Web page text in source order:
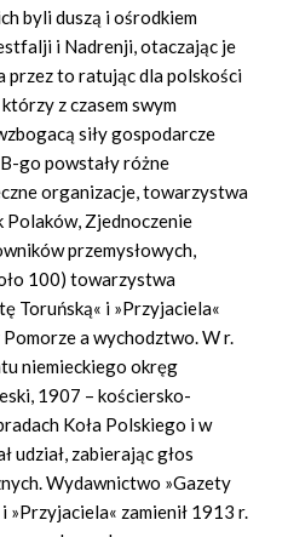
byli duszą i ośrodkiem
i Nadrenji, otaczając je
przez to ratując dla polskości
z czasem swym
siły gospodarcze
go powstały różne
organizacje, towarzystwa
Polaków, Zjednoczenie
przemysłowych,
100) towarzystwa
Toruńską« i »Przyjaciela«
a wychodztwo. W r.
niemieckiego okręg
1907 – kościersko-
Koła Polskiego i w
udział, zabierając głos
Wydawnictwo »Gazety
»Przyjaciela« zamienił 1913 r.